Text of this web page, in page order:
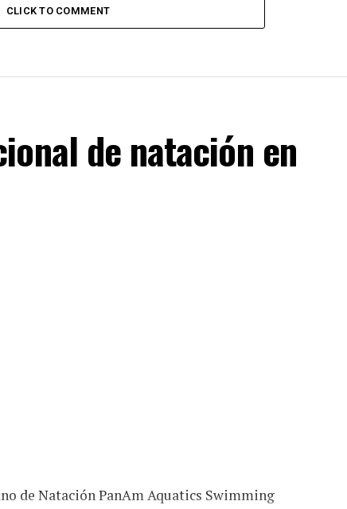
CLICK TO COMMENT
de natación en
de Natación PanAm Aquatics Swimming